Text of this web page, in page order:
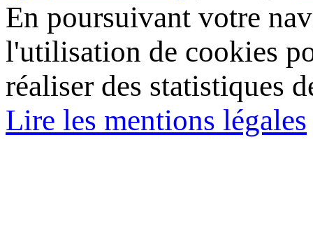
En poursuivant votre
l'utilisation de cookies
réaliser des statistiques
Lire les mentions légales